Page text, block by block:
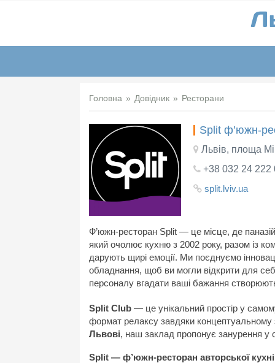
Головна Довідник Ресторани
Split ф’южн-
Львів, площа
+38 032 24 222
split.lviv.ua
Ф’южн-ресторан Split — це місце, де
який очолює кухню з 2002 року, разом із
дарують щирі емоції. Ми поєднуємо
обладнання, щоб ви могли відкрити для
персоналу вгадати ваші бажання
Split Club — це унікальний простір у
формат релаксу завдяки
Львові, наш заклад пропонує занурення у
Split — ф’южн-ресторан авторської кухні